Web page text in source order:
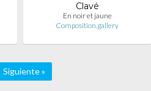
Clavé
En noir et jaune
Composition.gallery
Siguiente »